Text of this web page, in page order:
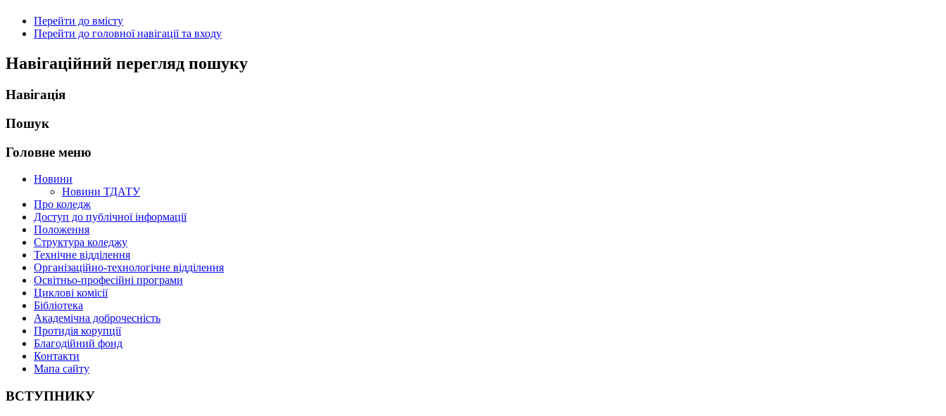
Перейти до вмісту
Перейти до головної навігації та входу
Навігаційний перегляд пошуку
Навігація
Пошук
Головне меню
Новини
Новини ТДАТУ
Про коледж
Доступ до публічної інформації
Положення
Структура коледжу
Технічне відділення
Організаційно-технологічне відділення
Освітньо-професійні програми
Циклові комісії
Бібліотека
Академічна доброчесність
Протидія корупції
Благодійний фонд
Контакти
Мапа сайту
ВСТУПНИКУ